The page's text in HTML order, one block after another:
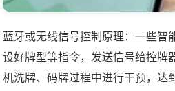
蓝牙或无线信号控制原理：一些智
设好牌型等指令，发送信号给控牌
机洗牌、码牌过程中进行干预，达